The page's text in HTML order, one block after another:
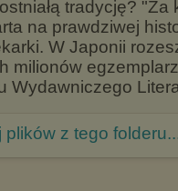
tradycję? "Za
na prawdziwej
W Japonii
milionów
Wydawniczego
plików z tego